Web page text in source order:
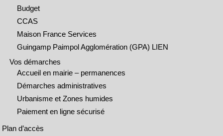
Budget
CCAS
Maison France Services
Guingamp Paimpol Agglomération (GPA) LIEN
Vos démarches
Accueil en mairie – permanences
Démarches administratives
Urbanisme et Zones humides
Paiement en ligne sécurisé
Plan d’accès